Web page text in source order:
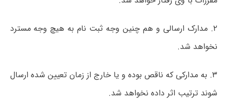
۲. مدارک ارسالی و هم چنین وجه ثبت نام به هیچ وجه مسترد
نخواهد شد.
۳. به مدارکی که ناقص بوده و یا خارج از زمان تعیین شده ارسال
شوند ترتیب اثر داده نخواهد شد.